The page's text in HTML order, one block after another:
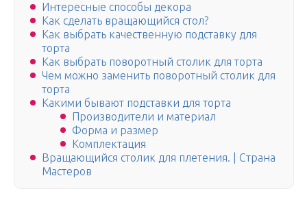
Интересные способы декора
Как сделать вращающийся стол?
Как выбрать качественную подставку для
торта
Как выбрать поворотный столик для торта
Чем можно заменить поворотный столик для
торта
Какими бывают подставки для торта
Производители и материал
Форма и размер
Комплектация
Вращающийся столик для плетения. | Страна
Мастеров